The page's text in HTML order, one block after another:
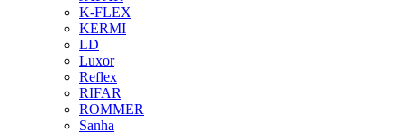
K-FLEX
KERMI
LD
Luxor
Reflex
RIFAR
ROMMER
Sanha